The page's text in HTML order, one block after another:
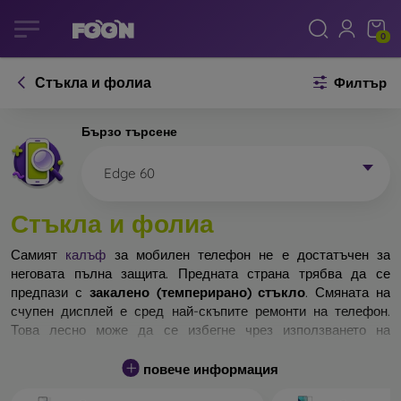
0
Стъкла и фолиа Филтър
Бързо търсене
Edge 60
Стъкла и фолиа
Самият калъф за мобилен телефон не е достатъчен за
неговата пълна защита. Предната страна трябва да се
предпази с закалено (темперирано) стъкло. Смяната на
счупен дисплей е сред най-скъпите ремонти на телефон.
Това лесно може да се избегне чрез използването на
Неразбиваемо стъкло за телефон не съществува, но при
повече информация